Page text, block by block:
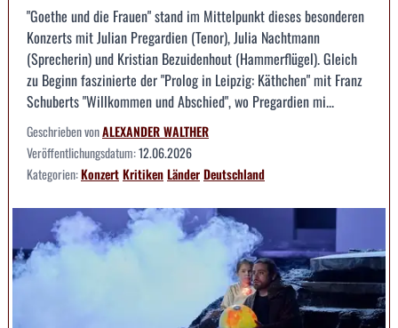
"Goethe und die Frauen" stand im Mittelpunkt dieses besonderen
Konzerts mit Julian Pregardien (Tenor), Julia Nachtmann
(Sprecherin) und Kristian Bezuidenhout (Hammerflügel). Gleich
zu Beginn faszinierte der "Prolog in Leipzig: Käthchen" mit Franz
Schuberts "Willkommen und Abschied", wo Pregardien mi...
Geschrieben vonALEXANDER WALTHER
Veröffentlichungsdatum:12.06.2026
Kategorien:KonzertKritikenLänderDeutschland